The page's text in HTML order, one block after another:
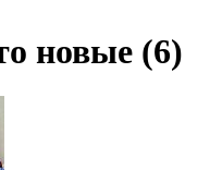
новые (6)